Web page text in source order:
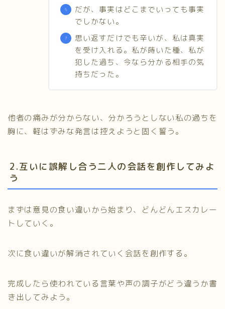
だが、事実はどこまでいっても事実
でしかない。
思い返すだけでも辛いが、私は真実
を受け入れる。私が蒔いた種、私が
犯した過ち、今なら分かる相手の気
持ちだった。
他者の痛みが分からない、分かろうとしない私の過ちを
胸に、軽はずみな発言は控えようと固く誓う。
2.互いに誤解し合う二人の会話を創作してみよ
う
まずは意見の食い違いから始まり、どんどんエスカレー
トしていく。
次に食い違いが解消されていく会話を創作する。
完成したら使われている言葉や声の調子がどう違うか書
き出してみよう。